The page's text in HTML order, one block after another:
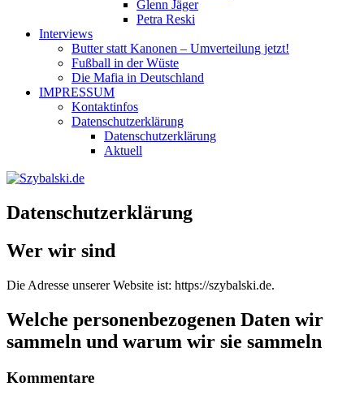
Glenn Jäger
Petra Reski
Interviews
Butter statt Kanonen – Umverteilung jetzt!
Fußball in der Wüste
Die Mafia in Deutschland
IMPRESSUM
Kontaktinfos
Datenschutzerklärung
Datenschutzerklärung
Aktuell
Datenschutzerklärung
Wer wir sind
Die Adresse unserer Website ist: https://szybalski.de.
Welche personenbezogenen Daten wir
sammeln und warum wir sie sammeln
Kommentare